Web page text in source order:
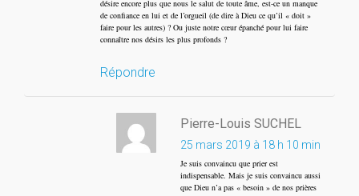
désire encore plus que nous le salut de toute âme, est-ce un manque
de confiance en lui et de l’orgueil (de dire à Dieu ce qu’il « doit »
faire pour les autres) ? Ou juste notre cœur épanché pour lui faire
connaître nos désirs les plus profonds ?
Répondre
Pierre-Louis SUCHEL
25 mars 2019 à 18 h 10 min
Je suis convaincu que prier est
indispensable. Mais je suis convaincu aussi
que Dieu n’a pas « besoin » de nos prières